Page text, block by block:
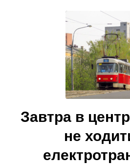
Завтра в
не